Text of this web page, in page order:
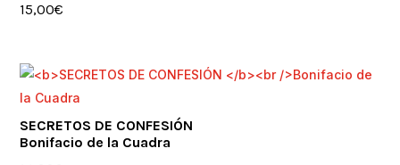
15,00€
SECRETOS DE CONFESIÓN
Bonifacio de la Cuadra